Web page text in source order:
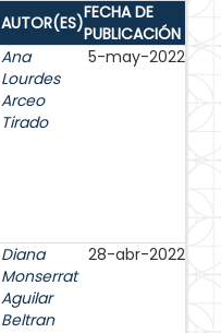
AUTOR(ES)FECHA DE
PUBLICACIÓN
Ana
Lourdes
Arceo
Tirado
5-may-2022
Diana
Monserrat
Aguilar
Beltran
28-abr-2022